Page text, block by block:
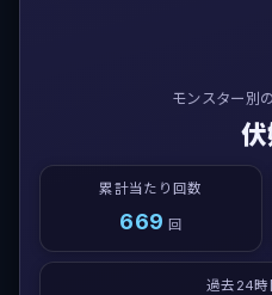
モンスター別
累計当たり回数
669 回
過去24時